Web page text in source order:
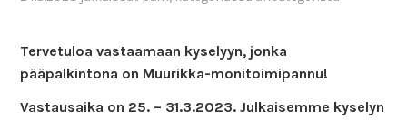
Tervetuloa vastaamaan kyselyyn, jonka
pääpalkintona on Muurikka-monitoimipannu!
Vastausaika on 25. – 31.3.2023. Julkaisemme kyselyn